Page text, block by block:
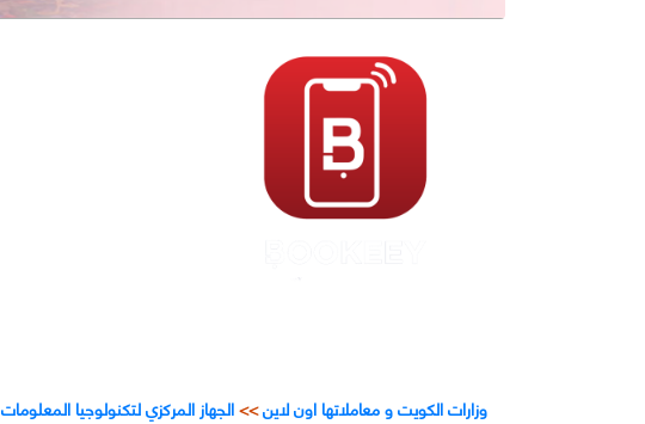
وزارات الكويت و معاملاتها اون لاين>>الجهاز المركزي لتكنولوجيا المعلومات